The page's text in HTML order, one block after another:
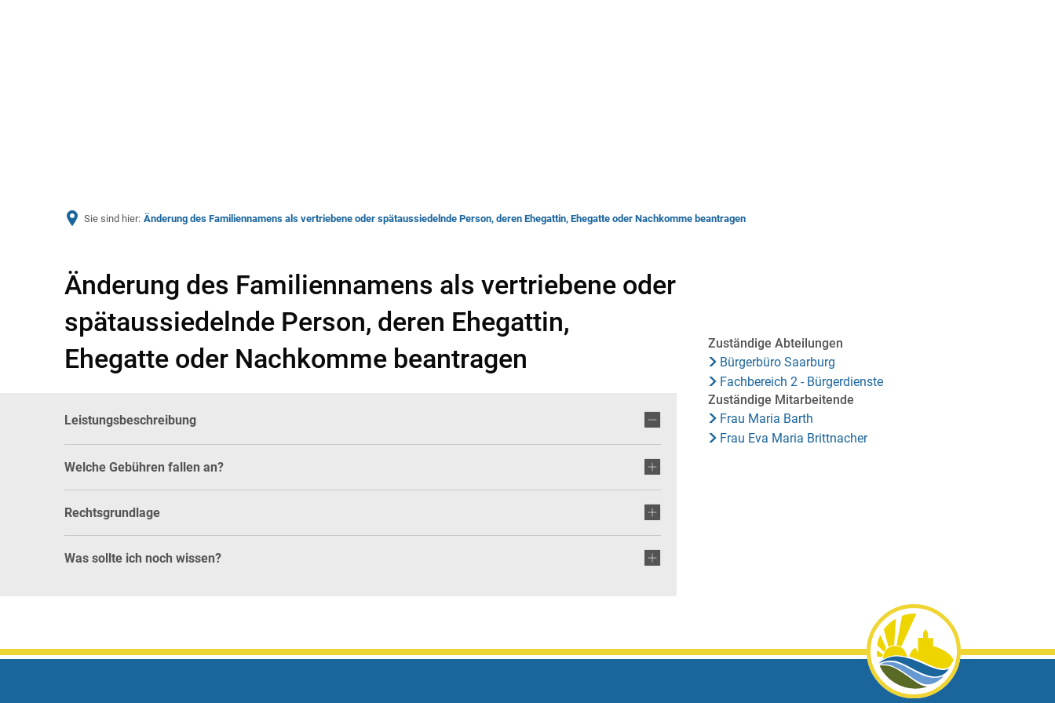
Sie sind hier: Änderung des Familiennamens als vertriebene oder spätaussiedelnde Person, deren Ehegattin, Ehegatte oder Nachkomme beantragen
Änderung des Familiennamens als vertriebene oder
spätaussiedelnde Person, deren Ehegattin,
Ehegatte oder Nachkomme beantragen
Leistungsbeschreibung
Welche Gebühren fallen an?
Rechtsgrundlage
Was sollte ich noch wissen?
Zuständige Abteilungen
Bürgerbüro Saarburg
Fachbereich 2 - Bürgerdienste
Zuständige Mitarbeitende
Frau Maria Barth
Frau Eva Maria Brittnacher